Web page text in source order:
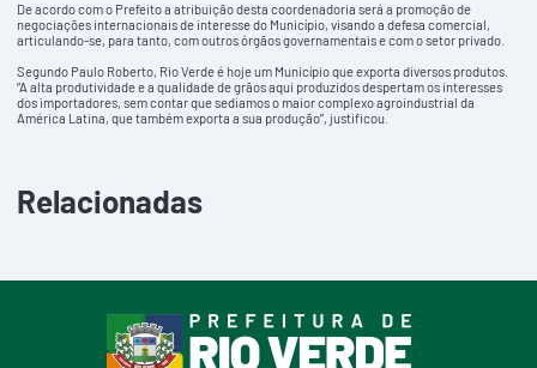
De acordo com o Prefeito a atribuição desta coordenadoria será a promoção de
negociações internacionais de interesse do Município, visando a defesa comercial,
articulando-se, para tanto, com outros órgãos governamentais e com o setor privado.
Segundo Paulo Roberto, Rio Verde é hoje um Município que exporta diversos produtos.
“A alta produtividade e a qualidade de grãos aqui produzidos despertam os interesses
dos importadores, sem contar que sediamos o maior complexo agroindustrial da
América Latina, que também exporta a sua produção”, justificou.
Relacionadas